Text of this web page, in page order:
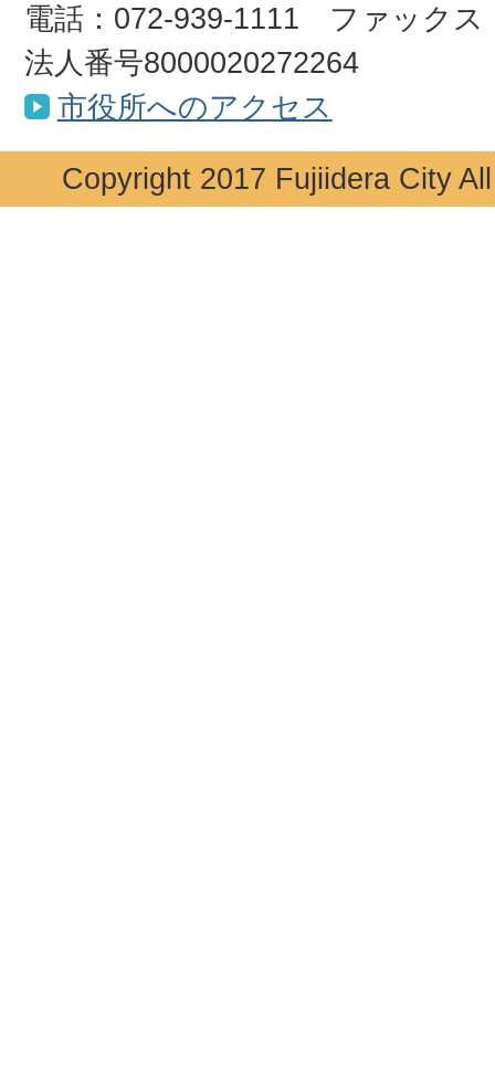
電話：072-939-1111 ファックス
法人番号8000020272264
市役所へのアクセス
Copyright 2017 Fujiidera City